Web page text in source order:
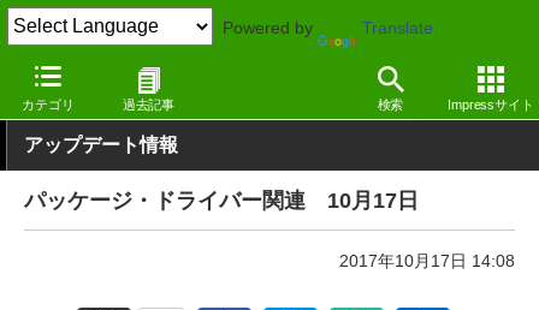
Powered by Translate
カテゴリ 過去記事 検索 Impressサイト
窓の杜 その他の話題 アップデート
アップデート情報
パッケージ・ドライバー関連 10月17日
2017年10月17日 14:08